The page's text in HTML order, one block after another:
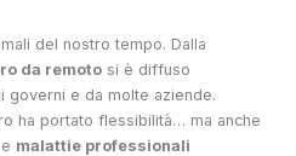
del nostro tempo. Dalla
da remoto si è diffuso
governi e da molte aziende.
ha portato flessibilità… ma anche
e malattie professionali